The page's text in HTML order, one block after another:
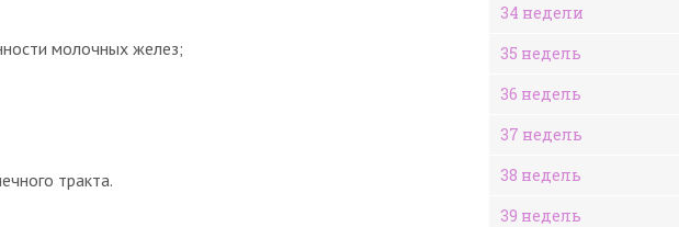
молочных желез;
тракта.
34 недели
35 недель
36 недель
37 недель
38 недель
39 недель